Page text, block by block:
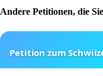
Andere Petitionen, die
Petition zum